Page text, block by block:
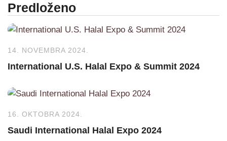
Predloženo
14. NOVEMBRA 2024.
International U.S. Halal Expo & Summit 2024
16. OKTOBRA 2024.
Saudi International Halal Expo 2024